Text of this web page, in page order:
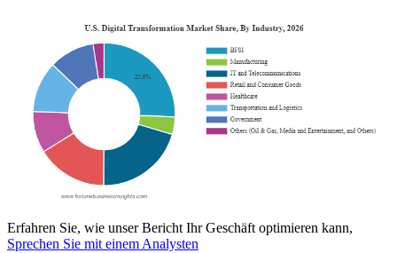
Erfahren Sie, wie unser Bericht Ihr Geschäft optimieren kann,
Sprechen Sie mit einem Analysten